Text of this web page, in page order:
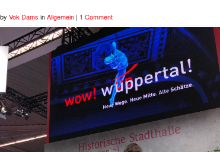
by Vok Dams inAllgemein | 1 Comment